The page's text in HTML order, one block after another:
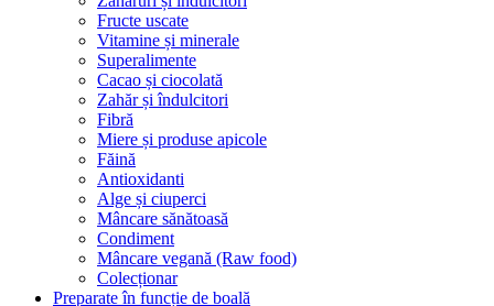
Fructe uscate
Vitamine și minerale
Superalimente
Cacao și ciocolată
Zahăr și îndulcitori
Fibră
Miere și produse apicole
Făină
Antioxidanti
Alge și ciuperci
Mâncare sănătoasă
Condiment
Mâncare vegană (Raw food)
Colecționar
Preparate în funcție de boală